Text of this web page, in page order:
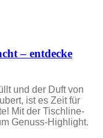
– entdecke
und der Duft von
ist es Zeit für
Mit der Tischline-
Genuss-Highlight.